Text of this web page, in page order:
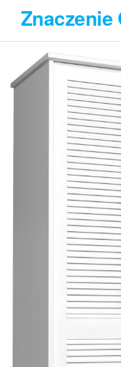
Przejdź
treści
Znaczenie